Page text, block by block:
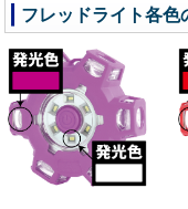
フレッドライト各色